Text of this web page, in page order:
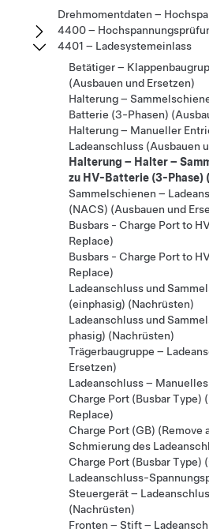
Drehmomentdaten –
4400 –
4401 – Ladesystemeinlass
Betätiger –
(Ausbauen und Ersetzen)
Halterung –
Batterie (3-Phasen)
Halterung – Manueller
Ladeanschluss (Ausbauen
Halterung – Halter –
zu HV-Batterie (3-Phase)
Sammelschienen –
(NACS) (Ausbauen und
Busbars - Charge Port to
Replace)
Busbars - Charge Port to
Replace)
Ladeanschluss und
(einphasig) (Nachrüsten)
Ladeanschluss und
phasig) (Nachrüsten)
Trägerbaugruppe –
Ersetzen)
Ladeanschluss –
Charge Port (Busbar Type)
Replace)
Charge Port (GB) (Remove
Schmierung des
Charge Port (Busbar Type)
Ladeanschluss-
Steuergerät –
(Nachrüsten)
Fronten – Stift –